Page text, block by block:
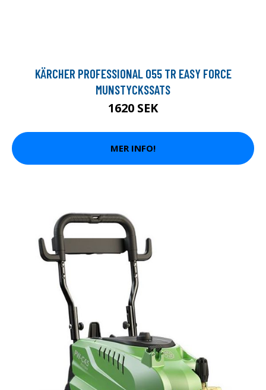
KÄRCHER PROFESSIONAL 055 TR EASY FORCE
MUNSTYCKSSATS
1620 SEK
MER INFO!